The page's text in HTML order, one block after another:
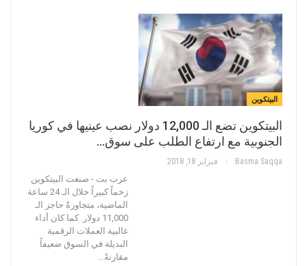
البيتكوين
البيتكوين تضع الـ 12,000 دولار نصب عينيها في كوريا
الجنوبية مع ارتفاع الطلب على سوق…
Basma.saqqa فبراير 18, 2018
عرب بت - صنعت البيتكوين
زخماً كبيراً خلال الـ 24 ساعة
الماضية، متجاوزةً حاجز الـ
11,000 دولار. كما كان أداء
غالبية العملات الرقمية
البديلة في السوق ضعيفاً
مقارنةً…